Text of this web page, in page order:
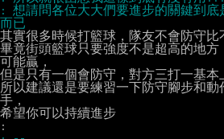
: 想請問各位大大們要進步的關鍵到
其實很多時候打籃球，隊友不會防守比
畢竟街頭籃球只要強度不是超高的地
可能贏，
但是只有一個會防守，對方三打一基本
所以建議還是要練習一下防守腳步和
手，
希望你可以持續進步